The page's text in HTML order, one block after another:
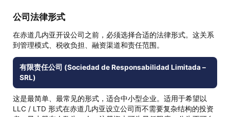
公司法律形式
在赤道几内亚开设公司之前，必须选择合适的法律形式。这关系
到管理模式、税收负担、融资渠道和责任范围。
有限责任公司 (Sociedad de Responsabilidad Limitada –
SRL)
这是最简单、最常见的形式，适合中小型企业。适用于希望以
LLC / LTD 形式在赤道几内亚设立公司而不需要复杂结构的投资